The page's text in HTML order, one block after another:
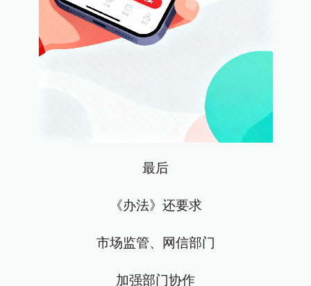
最后
《办法》还要求
市场监管、网信部门
加强部门协作